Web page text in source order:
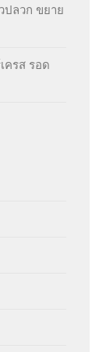
ปลวก ขยาย
ครส รอด